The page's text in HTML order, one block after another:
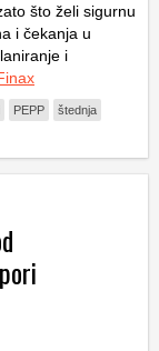
što želi sigurnu
i čekanja u
i
PEPP štednja